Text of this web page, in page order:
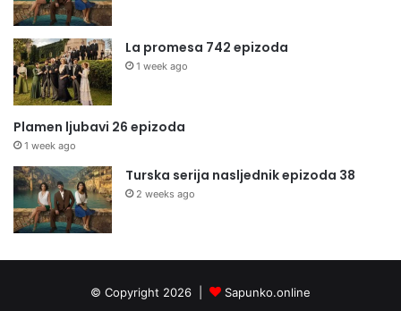
La promesa 742 epizoda
1 week ago
Plamen ljubavi 26 epizoda
1 week ago
Turska serija nasljednik epizoda 38
2 weeks ago
© Copyright 2026 | Sapunko.online